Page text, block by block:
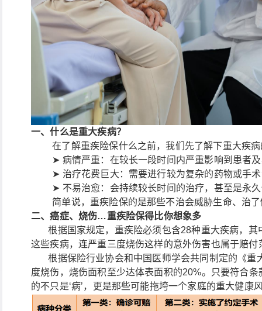
一、什么是重大疾病？
在了解重疾险保什么之前，我们先了解下重大疾
➤ 病情严重：在较长一段时间内严重影响到患者
➤ 治疗花费巨大：需要进行较为复杂的药物或手
➤ 不易治愈：会持续较长时间的治疗，甚至是永
简单说，重疾险保的是那些不治会威胁生命、治
二、癌症、烧伤…重疾险保得比你想象多
根据国家规定，重疾险必须包含28种重大疾病，其
这些疾病，连严重三度烧伤这样的意外伤害也属于赔付
根据保险行业协会和中国医师学会共同制定的《重
度烧伤，烧伤面积至少达体表面积的20%。只要符合
的不只是‘病’，更是那些可能拖垮一个家庭的重大健康